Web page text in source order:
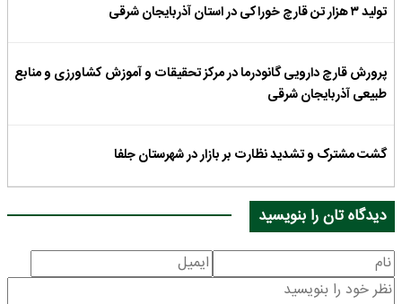
تولید ۳ هزار تن قارچ خوراکی در استان آذربایجان شرقی
پرورش قارچ دارویی گانودرما در مرکز تحقیقات و آموزش کشاورزی و منابع
طبیعی آذربایجان شرقی
گشت مشترک و تشدید نظارت بر بازار در شهرستان جلفا
دیدگاه تان را بنویسید